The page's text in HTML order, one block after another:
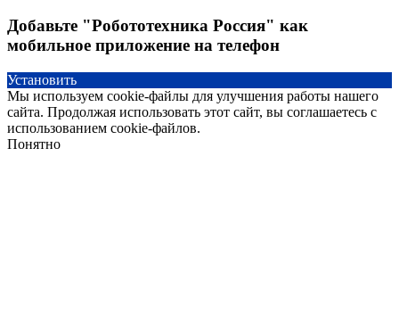
Добавьте "Робототехника Россия" как
мобильное приложение на телефон
Установить
Мы используем cookie-файлы для улучшения работы нашего
сайта. Продолжая использовать этот сайт, вы соглашаетесь с
использованием cookie-файлов.
Понятно